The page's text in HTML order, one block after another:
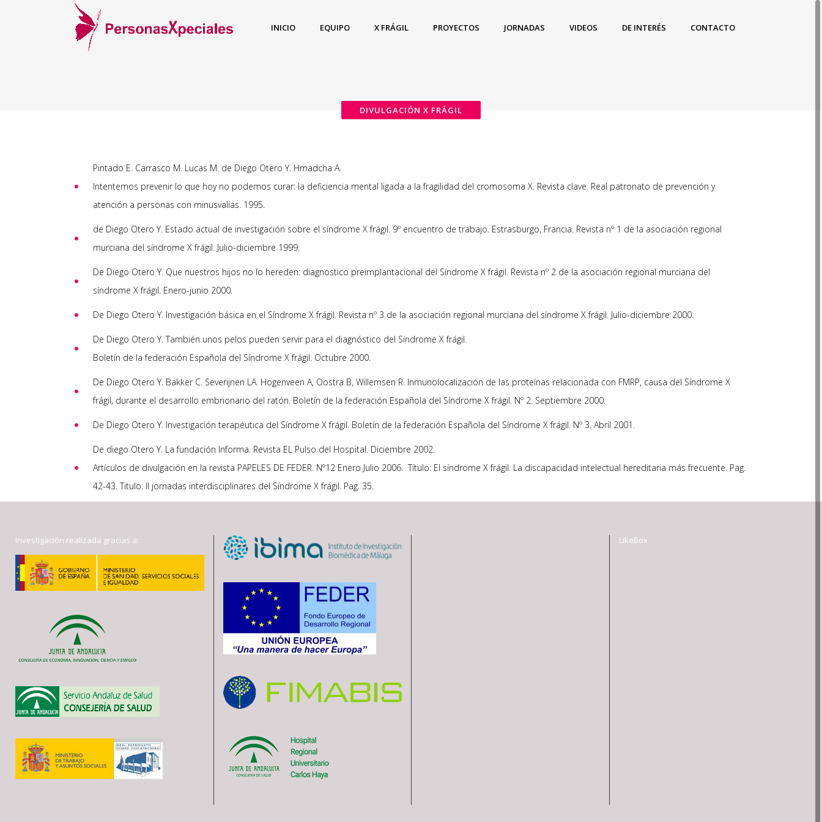
INICIO EQUIPO X FRÁGIL PROYECTOS JORNADAS VIDEOS DE INTERÉS CONTACTO
DIVULGACIÓN X FRÁGIL
Pintado E. Carrasco M. Lucas M. de Diego Otero Y. Hmadcha A.
Intentemos prevenir lo que hoy no podemos curar: la deficiencia mental ligada a la fragilidad del cromosoma X. Revista clave. Real patronato de prevención y
atención a personas con minusvalías. 1995.
de Diego Otero Y. Estado actual de investigación sobre el síndrome X frágil. 9º encuentro de trabajo. Estrasburgo, Francia. Revista nº 1 de la asociación regional
murciana del síndrome X frágil. Julio-diciembre 1999.
De Diego Otero Y. Que nuestros hijos no lo hereden: diagnostico preimplantacional del Síndrome X frágil. Revista nº 2 de la asociación regional murciana del
síndrome X frágil. Enero-junio 2000.
De Diego Otero Y. Investigación básica en el Síndrome X frágil. Revista nº 3 de la asociación regional murciana del síndrome X frágil. Julio-diciembre 2000.
De Diego Otero Y. También unos pelos pueden servir para el diagnóstico del Síndrome X frágil.
Boletín de la federación Española del Síndrome X frágil. Octubre 2000.
De Diego Otero Y. Bakker C. Severijnen LA. Hogenveen A, Oostra B, Willemsen R. Inmunolocalización de las proteínas relacionada con FMRP, causa del Síndrome X
frágil, durante el desarrollo embrionario del ratón. Boletín de la federación Española del Síndrome X frágil. Nº 2. Septiembre 2000.
De Diego Otero Y. Investigación terapéutica del Síndrome X frágil. Boletín de la federación Española del Síndrome X frágil. Nº 3. Abril 2001.
De diego Otero Y. La fundación Informa. Revista EL Pulso del Hospital. Diciembre 2002.
Artículos de divulgación en la revista PAPELES DE FEDER. Nº12 Enero Julio 2006. Título: El síndrome X frágil. La discapacidad intelectual hereditaria más frecuente. Pag.
42-43. Titulo: II jornadas interdisciplinares del Síndrome X frágil. Pag. 35.
Investigación realizada gracias a: LikeBox